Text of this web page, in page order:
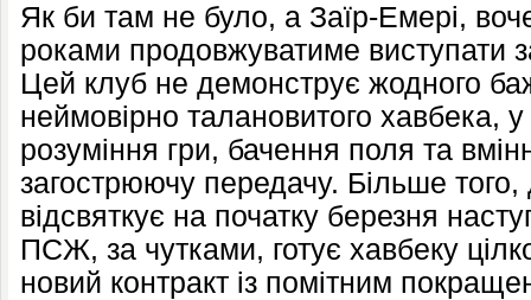
Як би там не було, а Заїр-Емері,
роками продовжуватиме виступати
Цей клуб не демонструє жодного
неймовірно талановитого хавбека,
розуміння гри, бачення поля та
загострюючу передачу. Більше
відсвяткує на початку березня
ПСЖ, за чутками, готує хавбеку
новий контракт із помітним